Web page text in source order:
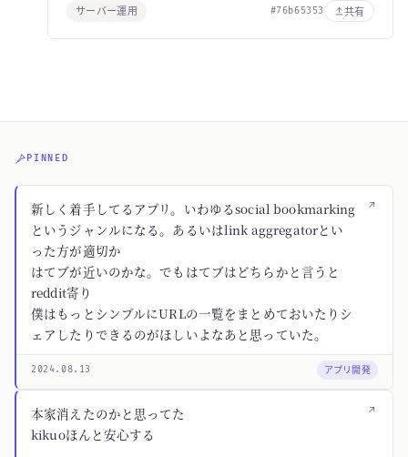
サーバー運用 #76b65353 共有
PINNED
↗
新しく着手してるアプリ。いわゆるsocial bookmarking
というジャンルになる。あるいはlink aggregatorとい
った方が適切か
はてブが近いのかな。でもはてブはどちらかと言うと
reddit寄り
僕はもっとシンプルにURLの一覧をまとめておいたりシ
ェアしたりできるのがほしいよなあと思っていた。
2024.08.13 アプリ開発
↗
本家消えたのかと思ってた
kikuoほんと安心する